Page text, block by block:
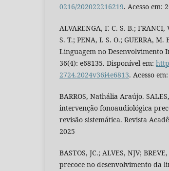
0216/202022216219. Acesso em:
ALVARENGA, F. C. S. B.;
S. T.; PENA, I. S. O.; GUERRA,
Linguagem no Desenvolvimento
36(4): e68135. Disponível em:
2724.2024v36i4e6813. Acesso
BARROS, Nathália Araújo.
intervenção fonoaudiológica
revisão sistemática. Revista
2025
BASTOS, JC.; ALVES, NJV;
precoce no desenvolvimento da